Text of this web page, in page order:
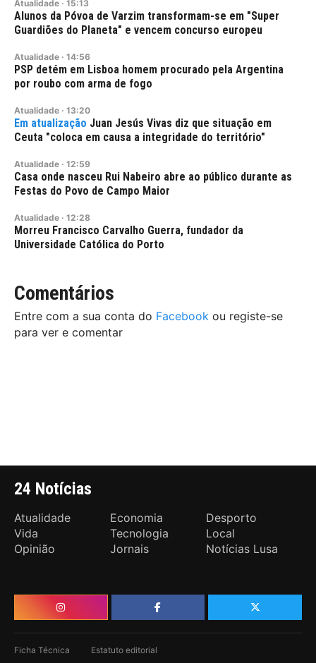
Atualidade · 15:13
Alunos da Póvoa de Varzim transformam-se em "Super
Guardiões do Planeta" e vencem concurso europeu
Atualidade · 14:56
PSP detém em Lisboa homem procurado pela Argentina
por roubo com arma de fogo
Atualidade · 13:20
Juan Jesús Vivas diz que situação em
Ceuta "coloca em causa a integridade do território"
Atualidade · 12:59
Casa onde nasceu Rui Nabeiro abre ao público durante as
Festas do Povo de Campo Maior
Atualidade · 12:28
Morreu Francisco Carvalho Guerra, fundador da
Universidade Católica do Porto
Comentários
Entre com a sua conta do Facebook ou registe-se
para ver e comentar
24 Notícias
Atualidade Economia
Desporto
Vida
Tecnologia
Local
Opinião
Jornais Notícias Lusa
Ficha Técnica Estatuto editorial